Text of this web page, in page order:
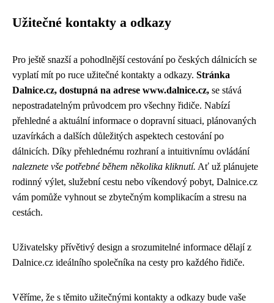
Užitečné kontakty a odkazy
Pro ještě snazší a pohodlnější cestování po českých dálnicích se
vyplatí mít po ruce užitečné kontakty a odkazy. Stránka
Dalnice.cz, dostupná na adrese www.dalnice.cz, se stává
nepostradatelným průvodcem pro všechny řidiče. Nabízí
přehledné a aktuální informace o dopravní situaci, plánovaných
uzavírkách a dalších důležitých aspektech cestování po
dálnicích. Díky přehlednému rozhraní a intuitivnímu ovládání
naleznete vše potřebné během několika kliknutí. Ať už plánujete
rodinný výlet, služební cestu nebo víkendový pobyt, Dalnice.cz
vám pomůže vyhnout se zbytečným komplikacím a stresu na
cestách.
Uživatelsky přívětivý design a srozumitelné informace dělají z
Dalnice.cz ideálního společníka na cesty pro každého řidiče.
Věříme, že s těmito užitečnými kontakty a odkazy bude vaše